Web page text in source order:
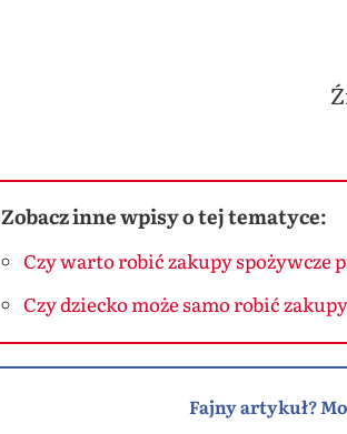
Zobacz inne wpisy o tej tematyce:
Czy warto robić zakupy spożywcze
Czy dziecko może samo robić
Fajny artykuł?